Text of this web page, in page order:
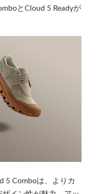
とCloud 5 Readyが
5 Comboは、よりカ